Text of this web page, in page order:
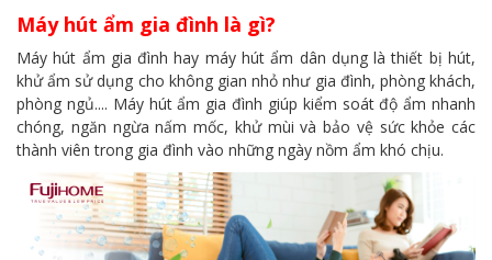
Máy hút ẩm gia đình là gì?
Máy hút ẩm gia đình hay máy hút ẩm dân dụng là thiết bị hút,
khử ẩm sử dụng cho không gian nhỏ như gia đình, phòng khách,
phòng ngủ.... Máy hút ẩm gia đình giúp kiểm soát độ ẩm nhanh
chóng, ngăn ngừa nấm mốc, khử mùi và bảo vệ sức khỏe các
thành viên trong gia đình vào những ngày nồm ẩm khó chịu.